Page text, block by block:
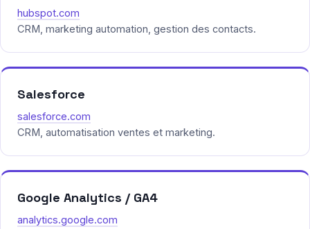
hubspot.com
CRM, marketing automation, gestion des contacts.
Salesforce
salesforce.com
CRM, automatisation ventes et marketing.
Google Analytics / GA4
analytics.google.com